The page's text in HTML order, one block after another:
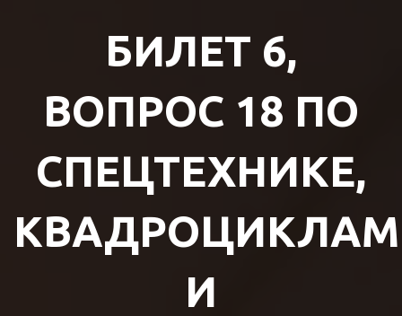
БИЛЕТ 6,
ВОПРОС 18 ПО
СПЕЦТЕХНИКЕ,
КВАДРОЦИКЛАМ
И